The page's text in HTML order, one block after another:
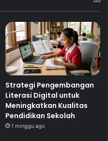
Strategi Pengembangan
Literasi Digital untuk
Meningkatkan Kualitas
Pendidikan Sekolah
1 minggu ago